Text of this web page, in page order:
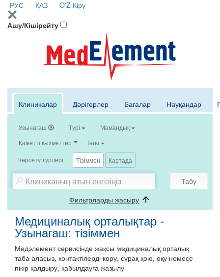
РУС ҚАЗ O'Z Кіру
Ашу/Кішірейту
Клиникалар Дәрігерлер Бағалар Науқандар
Узынагаш Түрі
Мамандық
Қажетті қызметтер
Тағы
Көрсету түрлері: Тізіммен Картада
Табу
Фильтрларды жасыру
Медициналық орталықтар -
Узынагаш: тізіммен
Медэлемент сервисінде жақсы медициналық орталық
таба аласыз, контактілерді көру, сұрақ қою, оқу немесе
пікір қалдыру, қабылдауға жазылу